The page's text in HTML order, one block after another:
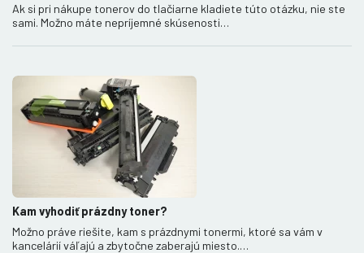
Ak si pri nákupe tonerov do tlačiarne kladiete túto otázku, nie ste
sami. Možno máte nepríjemné skúsenosti…
Kam vyhodiť prázdny toner?
Možno práve riešite, kam s prázdnymi tonermi, ktoré sa vám v
kancelárií váľajú a zbytočne zaberajú miesto.…